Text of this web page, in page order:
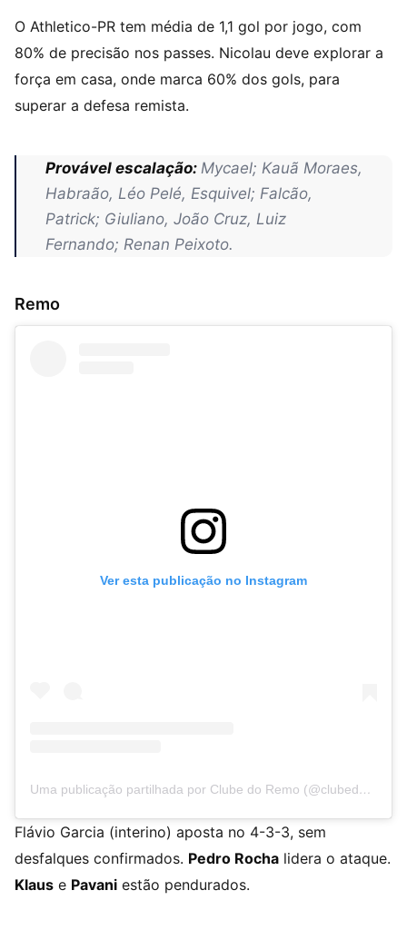
O Athletico-PR tem média de 1,1 gol por jogo, com
80% de precisão nos passes. Nicolau deve explorar a
força em casa, onde marca 60% dos gols, para
superar a defesa remista.
Provável escalação: Mycael; Kauã Moraes,
Habraão, Léo Pelé, Esquivel; Falcão,
Patrick; Giuliano, João Cruz, Luiz
Fernando; Renan Peixoto.
Remo
Ver esta publicação no Instagram
Uma publicação partilhada por Clube do Remo (@clubedoremo)
Flávio Garcia (interino) aposta no 4-3-3, sem
desfalques confirmados. Pedro Rocha lidera o ataque.
Klaus e Pavani estão pendurados.